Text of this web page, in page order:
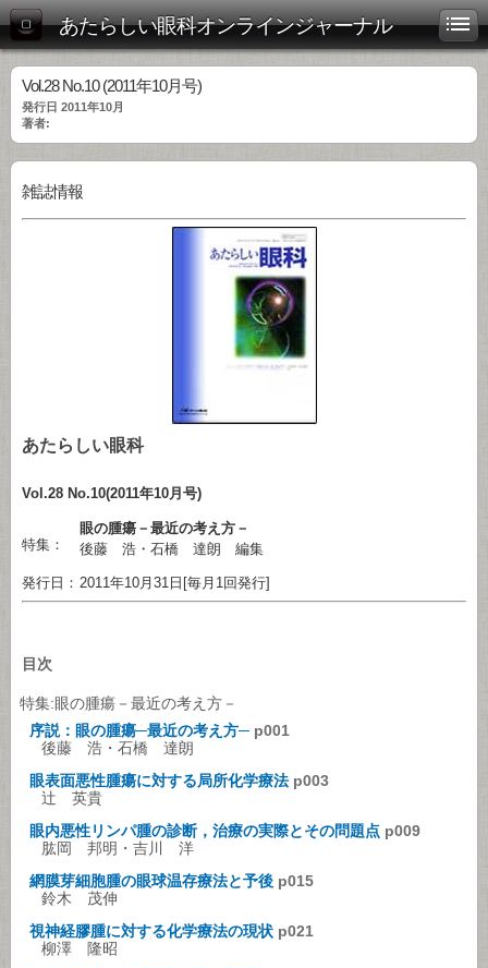
あたらしい眼科オンラインジャーナル
Vol.28 No.10 (2011年10月号)
発行日 2011年10月
著者:
雑誌情報
あたらしい眼科
Vol.28 No.10(2011年10月号)
特集：
眼の腫瘍－最近の考え方－
後藤 浩・石橋 達朗 編集
発行日： 2011年10月31日[毎月1回発行]
目次
特集:眼の腫瘍－最近の考え方－
序説：眼の腫瘍─最近の考え方─ p001
後藤 浩・石橋 達朗
眼表面悪性腫瘍に対する局所化学療法 p003
辻 英貴
眼内悪性リンパ腫の診断，治療の実際とその問題点 p009
肱岡 邦明・吉川 洋
網膜芽細胞腫の眼球温存療法と予後 p015
鈴木 茂伸
視神経膠腫に対する化学療法の現状 p021
柳澤 隆昭